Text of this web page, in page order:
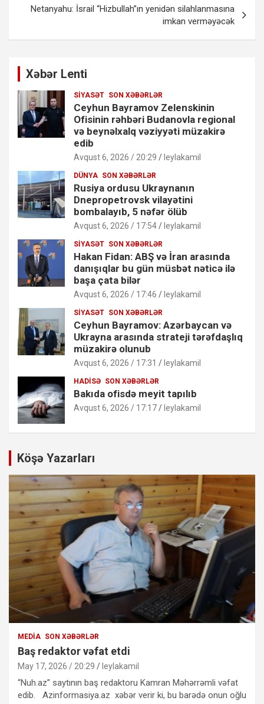
Netanyahu: İsrail “Hizbullah”ın yenidən silahlanmasına
imkan verməyəcək
Xəbər Lenti
SIYASƏT SON XƏBƏRLƏR
Ceyhun Bayramov Zelenskinin
Ofisinin rəhbəri Budanovla regional
və beynəlxalq vəziyyəti müzakirə
edib
Avqust 6, 2026 / 20:29 leylakamil
DÜNYA SON XƏBƏRLƏR
Rusiya ordusu Ukraynanın
Dnepropetrovsk vilayətini
bombalayıb, 5 nəfər ölüb
Avqust 6, 2026 / 17:54 leylakamil
SIYASƏT SON XƏBƏRLƏR
Hakan Fidan: ABŞ və İran arasında
danışıqlar bu gün müsbət nəticə ilə
başa çata bilər
Avqust 6, 2026 / 17:46 leylakamil
SIYASƏT SON XƏBƏRLƏR
Ceyhun Bayramov: Azərbaycan və
Ukrayna arasında strateji tərəfdaşlıq
müzakirə olunub
Avqust 6, 2026 / 17:31 leylakamil
HADISƏ SON XƏBƏRLƏR
Bakıda ofisdə meyit tapılıb
Avqust 6, 2026 / 17:17 leylakamil
Köşə Yazarları
MEDIA SON XƏBƏRLƏR
Baş redaktor vəfat etdi
May 17, 2026 / 20:29 leylakamil
“Nuh.az” saytının baş redaktoru Kamran Məhərrəmli vəfat
edib. Azinformasiya.az xəbər verir ki, bu barədə onun oğlu